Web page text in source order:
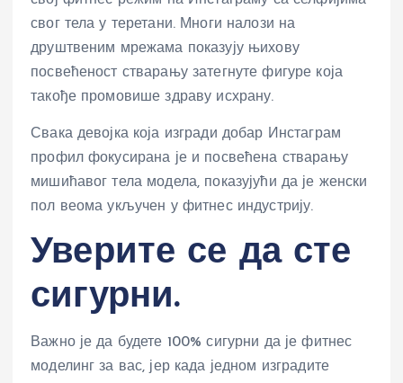
свог тела у теретани. Многи налози на
друштвеним мрежама показују њихову
посвећеност стварању затегнуте фигуре која
такође промовише здраву исхрану.
Свака девојка која изгради добар Инстаграм
профил фокусирана је и посвећена стварању
мишићавог тела модела, показујући да је женски
пол веома укључен у фитнес индустрију.
Уверите се да сте
сигурни.
Важно је да будете 100% сигурни да је фитнес
моделинг за вас, јер када једном изградите